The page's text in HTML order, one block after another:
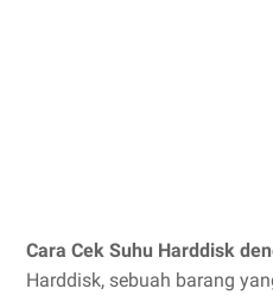
Cara Cek Suhu Harddisk
Harddisk, sebuah barang